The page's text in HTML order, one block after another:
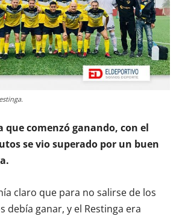
que comenzó ganando, con el
se vio superado por un buen
claro que para no salirse de los
debía ganar, y el Restinga era